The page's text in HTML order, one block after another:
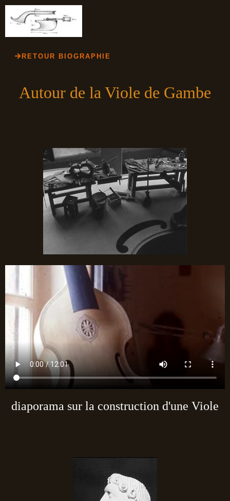
RETOUR BIOGRAPHIE
Autour de la Viole de Gambe
diaporama sur la construction d'une Viole